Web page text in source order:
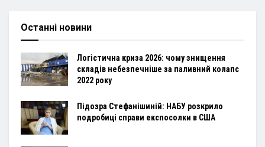
Останні новини
Логістична криза 2026: чому знищення
складів небезпечніше за паливний колапс
2022 року
Підозра Стефанішиній: НАБУ розкрило
подробиці справи експосолки в США